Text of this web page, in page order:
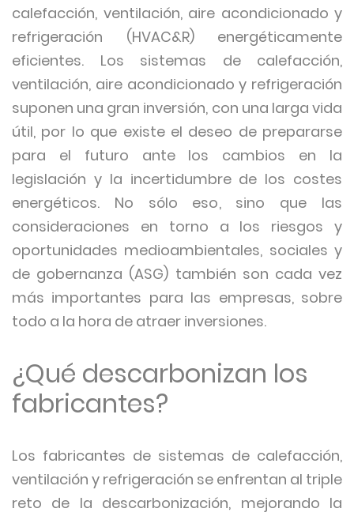
calefacción, ventilación, aire acondicionado y
refrigeración (HVAC&R) energéticamente
eficientes. Los sistemas de calefacción,
ventilación, aire acondicionado y refrigeración
suponen una gran inversión, con una larga vida
útil, por lo que existe el deseo de prepararse
para el futuro ante los cambios en la
legislación y la incertidumbre de los costes
energéticos. No sólo eso, sino que las
consideraciones en torno a los riesgos y
oportunidades medioambientales, sociales y
de gobernanza (ASG) también son cada vez
más importantes para las empresas, sobre
todo a la hora de atraer inversiones.
¿Qué descarbonizan los
fabricantes?
Los fabricantes de sistemas de calefacción,
ventilación y refrigeración se enfrentan al triple
reto de la descarbonización, mejorando la